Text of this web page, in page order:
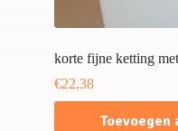
korte fijne ketting
€22,38